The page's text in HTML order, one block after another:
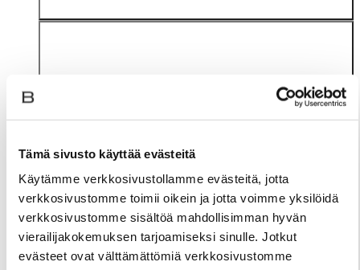
Tämä sivusto käyttää evästeitä
Käytämme verkkosivustollamme evästeitä, jotta
verkkosivustomme toimii oikein ja jotta voimme yksilöidä
verkkosivustomme sisältöä mahdollisimman hyvän
vierailijakokemuksen tarjoamiseksi sinulle. Jotkut
evästeet ovat välttämättömiä verkkosivustomme
Materiaali